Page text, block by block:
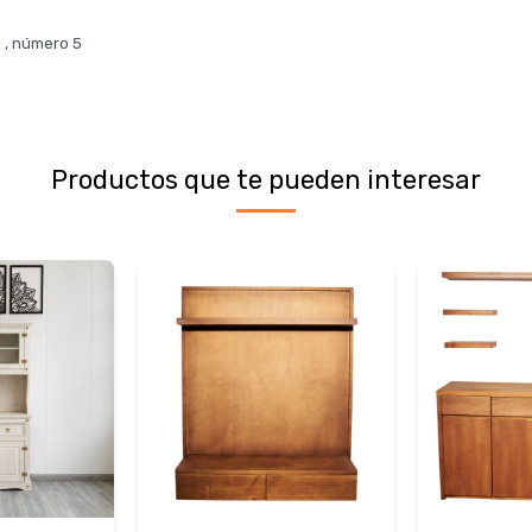
número 5
Productos que te pueden interesar